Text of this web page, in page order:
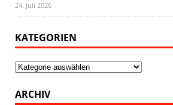
24. Juli 2026
KATEGORIEN
Kategorien
ARCHIV